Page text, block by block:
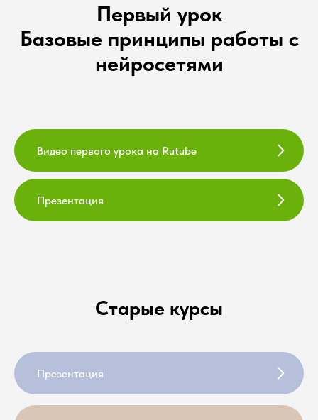
Первый урок
Базовые принципы работы с
нейросетями
Видео первого урока на Rutube
Презентация
Старые курсы
Презентация